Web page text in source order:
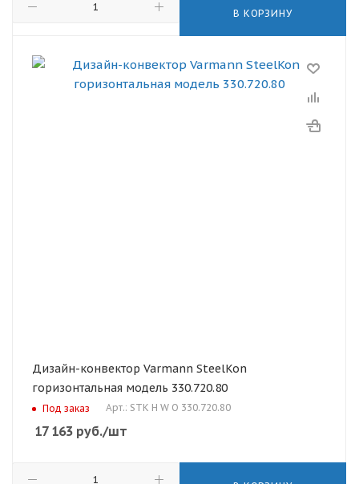
В КОРЗИНУ
Дизайн-конвектор Varmann SteelKon
горизонтальная модель 330.720.80
Под заказ Арт.: STK H W O 330.720.80
17 163 руб./шт